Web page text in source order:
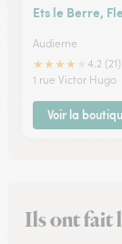
Ets le Berre,
Audierne
★★★★
4.2 (21)
1 rue Victor Hugo
Voir la
Ils ont fait